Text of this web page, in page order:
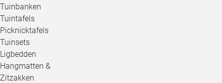
Tuinbanken
Tuintafels
Picknicktafels
Tuinsets
Ligbedden
Hangmatten &
Zitzakken